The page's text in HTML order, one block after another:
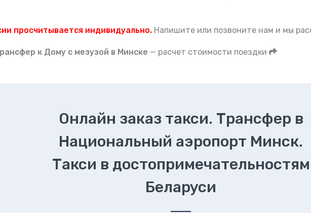
просчитывается индивидуально. Напишите или позвоните нам и мы
сфер к Дому с мезузой в Минске — расчет стоимости поездки
Онлайн заказ такси. Трансфер в
Национальный аэропорт Минск.
Такси в достопримечательностям
Беларуси